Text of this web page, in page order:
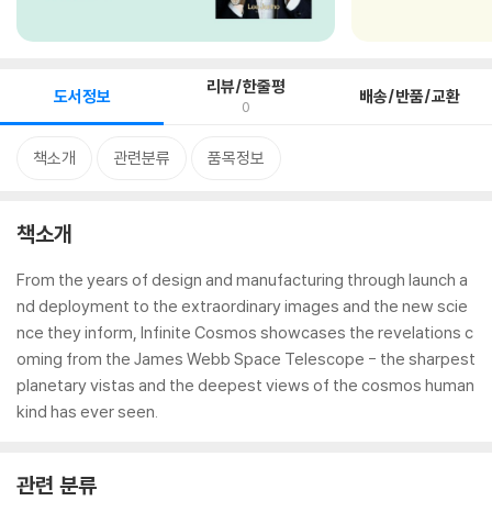
도서정보 리뷰/한줄평
0 배송/반품/교환
책소개 관련분류 품목정보
책소개
From the years of design and manufacturing through launch a
nd deployment to the extraordinary images and the new scie
nce they inform, Infinite Cosmos showcases the revelations c
oming from the James Webb Space Telescope - the sharpest
planetary vistas and the deepest views of the cosmos human
kind has ever seen.
관련 분류